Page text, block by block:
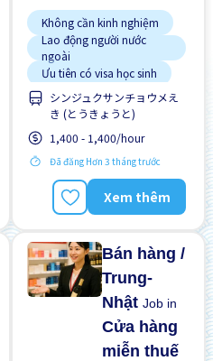
Không cần kinh nghiệm
Lao động người nước
ngoài
Ưu tiên có visa học sinh
シンジュクサンチョウメえ
き (とうきょうと)
1,400 - 1,400/hour
Đã đăng Hơn 3 tháng trước
Xem thêm
Bán hàng /
Trung-
NhậtJob in
Cửa hàng
miễn thuế